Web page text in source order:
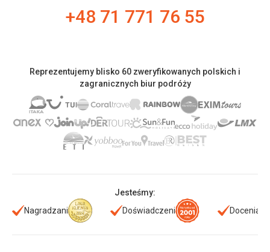
+48 71 771 76 55
Reprezentujemy blisko 60 zweryfikowanych polskich i
zagranicznych biur podróży
Jesteśmy:
Nagradzani
Doświadczeni Doceniani